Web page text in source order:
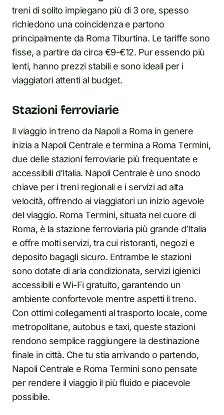
treni di solito impiegano più di 3 ore, spesso
richiedono una coincidenza e partono
principalmente da Roma Tiburtina. Le tariffe sono
fisse, a partire da circa €9-€12. Pur essendo più
lenti, hanno prezzi stabili e sono ideali per i
viaggiatori attenti al budget.
Stazioni ferroviarie
Il viaggio in treno da Napoli a Roma in genere
inizia a Napoli Centrale e termina a Roma Termini,
due delle stazioni ferroviarie più frequentate e
accessibili d’Italia. Napoli Centrale è uno snodo
chiave per i treni regionali e i servizi ad alta
velocità, offrendo ai viaggiatori un inizio agevole
del viaggio. Roma Termini, situata nel cuore di
Roma, è la stazione ferroviaria più grande d’Italia
e offre molti servizi, tra cui ristoranti, negozi e
deposito bagagli sicuro. Entrambe le stazioni
sono dotate di aria condizionata, servizi igienici
accessibili e Wi-Fi gratuito, garantendo un
ambiente confortevole mentre aspetti il treno.
Con ottimi collegamenti al trasporto locale, come
metropolitane, autobus e taxi, queste stazioni
rendono semplice raggiungere la destinazione
finale in città. Che tu stia arrivando o partendo,
Napoli Centrale e Roma Termini sono pensate
per rendere il viaggio il più fluido e piacevole
possibile.